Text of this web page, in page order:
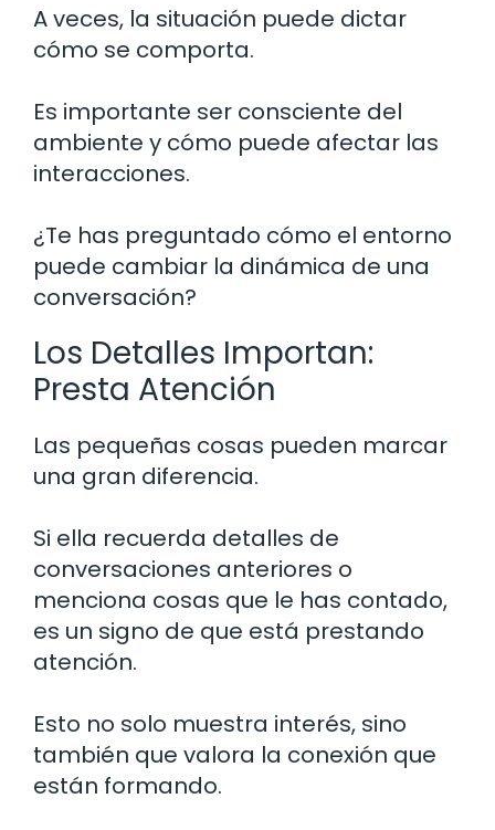
A veces, la situación puede dictar
cómo se comporta.
Es importante ser consciente del
ambiente y cómo puede afectar las
interacciones.
¿Te has preguntado cómo el entorno
puede cambiar la dinámica de una
conversación?
Los Detalles Importan:
Presta Atención
Las pequeñas cosas pueden marcar
una gran diferencia.
Si ella recuerda detalles de
conversaciones anteriores o
menciona cosas que le has contado,
es un signo de que está prestando
atención.
Esto no solo muestra interés, sino
también que valora la conexión que
están formando.